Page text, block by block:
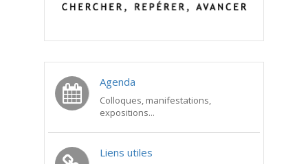
Agenda
Colloques, manifestations,
expositions...
Liens utiles